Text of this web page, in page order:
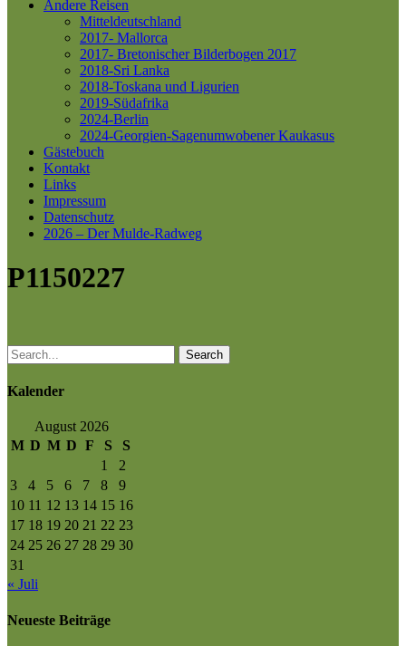
Andere Reisen
Mitteldeutschland
2017- Mallorca
2017- Bretonischer Bilderbogen 2017
2018-Sri Lanka
2018-Toskana und Ligurien
2019-Südafrika
2024-Berlin
2024-Georgien-Sagenumwobener Kaukasus
Gästebuch
Kontakt
Links
Impressum
Datenschutz
2026 – Der Mulde-Radweg
P1150227
Search
Kalender
August 2026
M D M D F S
S
1
2
3
4 5 6 7 8
9
10 11 12 13 14 15 16
17 18 19 20 21 22 23
24 25 26 27 28 29 30
31
« Juli
Neueste Beiträge